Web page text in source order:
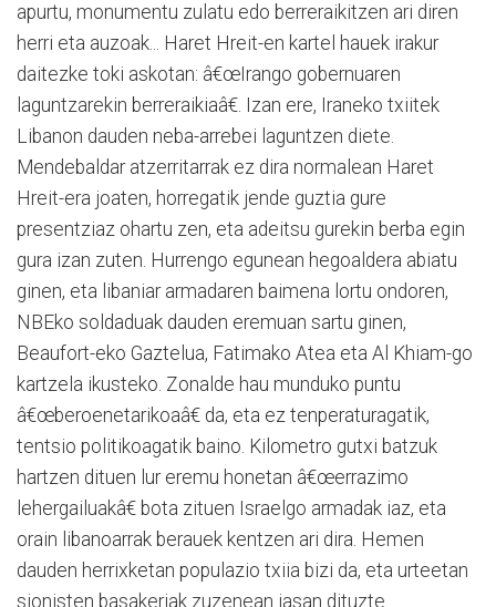
apurtu, monumentu zulatu edo berreraikitzen ari diren
herri eta auzoak... Haret Hreit-en kartel hauek irakur
daitezke toki askotan: â€œIrango gobernuaren
laguntzarekin berreraikiaâ€. Izan ere, Iraneko txiitek
Libanon dauden neba-arrebei laguntzen diete.
Mendebaldar atzerritarrak ez dira normalean Haret
Hreit-era joaten, horregatik jende guztia gure
presentziaz ohartu zen, eta adeitsu gurekin berba egin
gura izan zuten. Hurrengo egunean hegoaldera abiatu
ginen, eta libaniar armadaren baimena lortu ondoren,
NBEko soldaduak dauden eremuan sartu ginen,
Beaufort-eko Gaztelua, Fatimako Atea eta Al Khiam-go
kartzela ikusteko. Zonalde hau munduko puntu
â€œberoenetarikoaâ€ da, eta ez tenperaturagatik,
tentsio politikoagatik baino. Kilometro gutxi batzuk
hartzen dituen lur eremu honetan â€œerrazimo
lehergailuakâ€ bota zituen Israelgo armadak iaz, eta
orain libanoarrak berauek kentzen ari dira. Hemen
dauden herrixketan populazio txiia bizi da, eta urteetan
sionisten basakeriak zuzenean jasan dituzte.